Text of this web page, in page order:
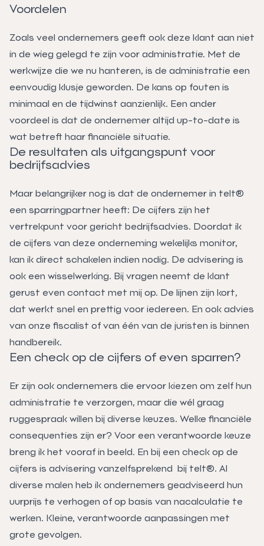
Voordelen
Zoals veel ondernemers geeft ook deze klant aan niet
in de wieg gelegd te zijn voor administratie. Met de
werkwijze die we nu hanteren, is de administratie een
eenvoudig klusje geworden. De kans op fouten is
minimaal en de tijdwinst aanzienlijk. Een ander
voordeel is dat de ondernemer altijd up-to-date is
wat betreft haar financiële situatie.
De resultaten als uitgangspunt voor
bedrijfsadvies
Maar belangrijker nog is dat de ondernemer in telt®
een sparringpartner heeft: De cijfers zijn het
vertrekpunt voor gericht bedrijfsadvies. Doordat ik
de cijfers van deze onderneming wekelijks monitor,
kan ik direct schakelen indien nodig. De advisering is
ook een wisselwerking. Bij vragen neemt de klant
gerust even contact met mij op. De lijnen zijn kort,
dat werkt snel en prettig voor iedereen. En ook advies
van onze fiscalist of van één van de juristen is binnen
handbereik.
Een check op de cijfers of even sparren?
Er zijn ook ondernemers die ervoor kiezen om zelf hun
administratie te verzorgen, maar die wél graag
ruggespraak willen bij diverse keuzes. Welke financiële
consequenties zijn er? Voor een verantwoorde keuze
breng ik het vooraf in beeld. En bij een check op de
cijfers is advisering vanzelfsprekend bij telt®. Al
diverse malen heb ik ondernemers geadviseerd hun
uurprijs te verhogen of op basis van nacalculatie te
werken. Kleine, verantwoorde aanpassingen met
grote gevolgen.